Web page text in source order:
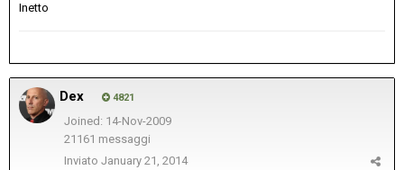
Inetto
Dex 4821
Joined: 14-Nov-2009
21161 messaggi
Inviato January 21, 2014